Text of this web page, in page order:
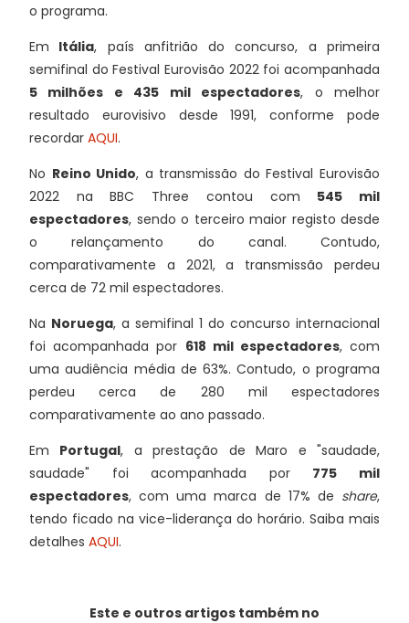
o programa.
Em Itália, país anfitrião do concurso, a primeira
semifinal do Festival Eurovisão 2022 foi acompanhada
5 milhões e 435 mil espectadores, o melhor
resultado eurovisivo desde 1991, conforme pode
recordar AQUI.
No Reino Unido, a transmissão do Festival Eurovisão
2022 na BBC Three contou com 545 mil
espectadores, sendo o terceiro maior registo desde
o relançamento do canal. Contudo,
comparativamente a 2021, a transmissão perdeu
cerca de 72 mil espectadores.
Na Noruega, a semifinal 1 do concurso internacional
foi acompanhada por 618 mil espectadores, com
uma audiência média de 63%. Contudo, o programa
perdeu cerca de 280 mil espectadores
comparativamente ao ano passado.
Em Portugal, a prestação de Maro e "saudade,
saudade" foi acompanhada por 775 mil
espectadores, com uma marca de 17% de share,
tendo ficado na vice-liderança do horário. Saiba mais
detalhes AQUI.
Este e outros artigos também no